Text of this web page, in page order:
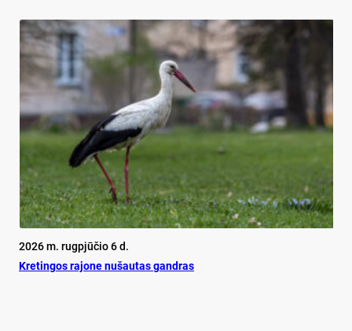
2026 m. rugpjūčio 6 d.
Kretingos rajone nušautas gandras